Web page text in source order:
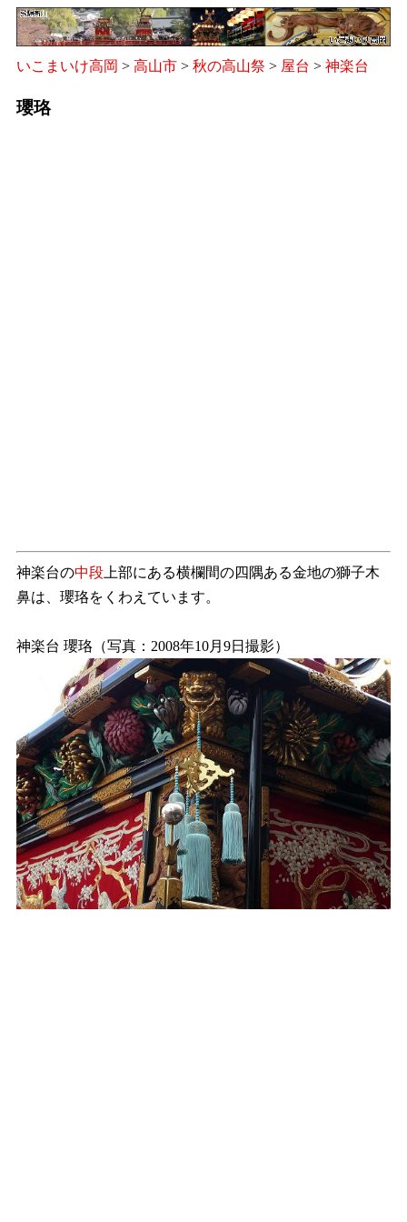
いこまいけ高岡 > 高山市 > 秋の高山祭 > 屋台 > 神楽台
瓔珞
神楽台の中段 上部にある横欄間の四隅ある金地の獅子木
鼻は、瓔珞をくわえています。
神楽台 瓔珞（写真：2008年10月9日撮影）